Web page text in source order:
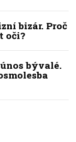
bizár. Proč
oči?
bývalé.